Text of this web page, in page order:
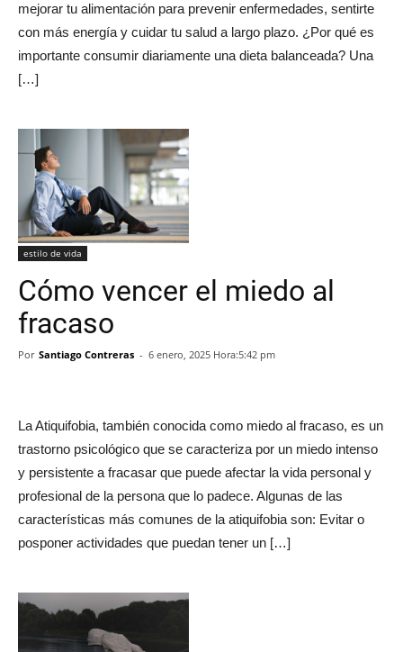
mejorar tu alimentación para prevenir enfermedades, sentirte
con más energía y cuidar tu salud a largo plazo. ¿Por qué es
importante consumir diariamente una dieta balanceada? Una
[…]
estilo de vida
Cómo vencer el miedo al
fracaso
Por Santiago Contreras - 6 enero, 2025 Hora:5:42 pm
La Atiquifobia, también conocida como miedo al fracaso, es un
trastorno psicológico que se caracteriza por un miedo intenso
y persistente a fracasar que puede afectar la vida personal y
profesional de la persona que lo padece. Algunas de las
características más comunes de la atiquifobia son: Evitar o
posponer actividades que puedan tener un […]